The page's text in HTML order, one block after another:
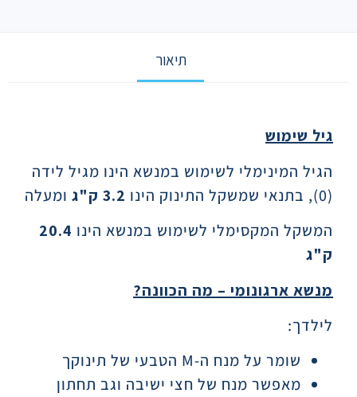
תיאור
גיל שימוש
הגיל המינימלי לשימוש במנשא הינו מגיל לידה
(0), בתנאי שמשקל התינוק הינו
3.2 ק"ג ומעלה
המשקל המקסימלי לשימוש במנשא הינו 20.4
ק"ג
מנשא ארגונומי – מה הכוונה?
לילדך:
שומר על מנח ה-M הטבעי של תינוקך
מאפשר מנח של חצי ישיבה וגב תחתון